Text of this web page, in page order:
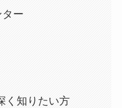
ー
く知りたい方